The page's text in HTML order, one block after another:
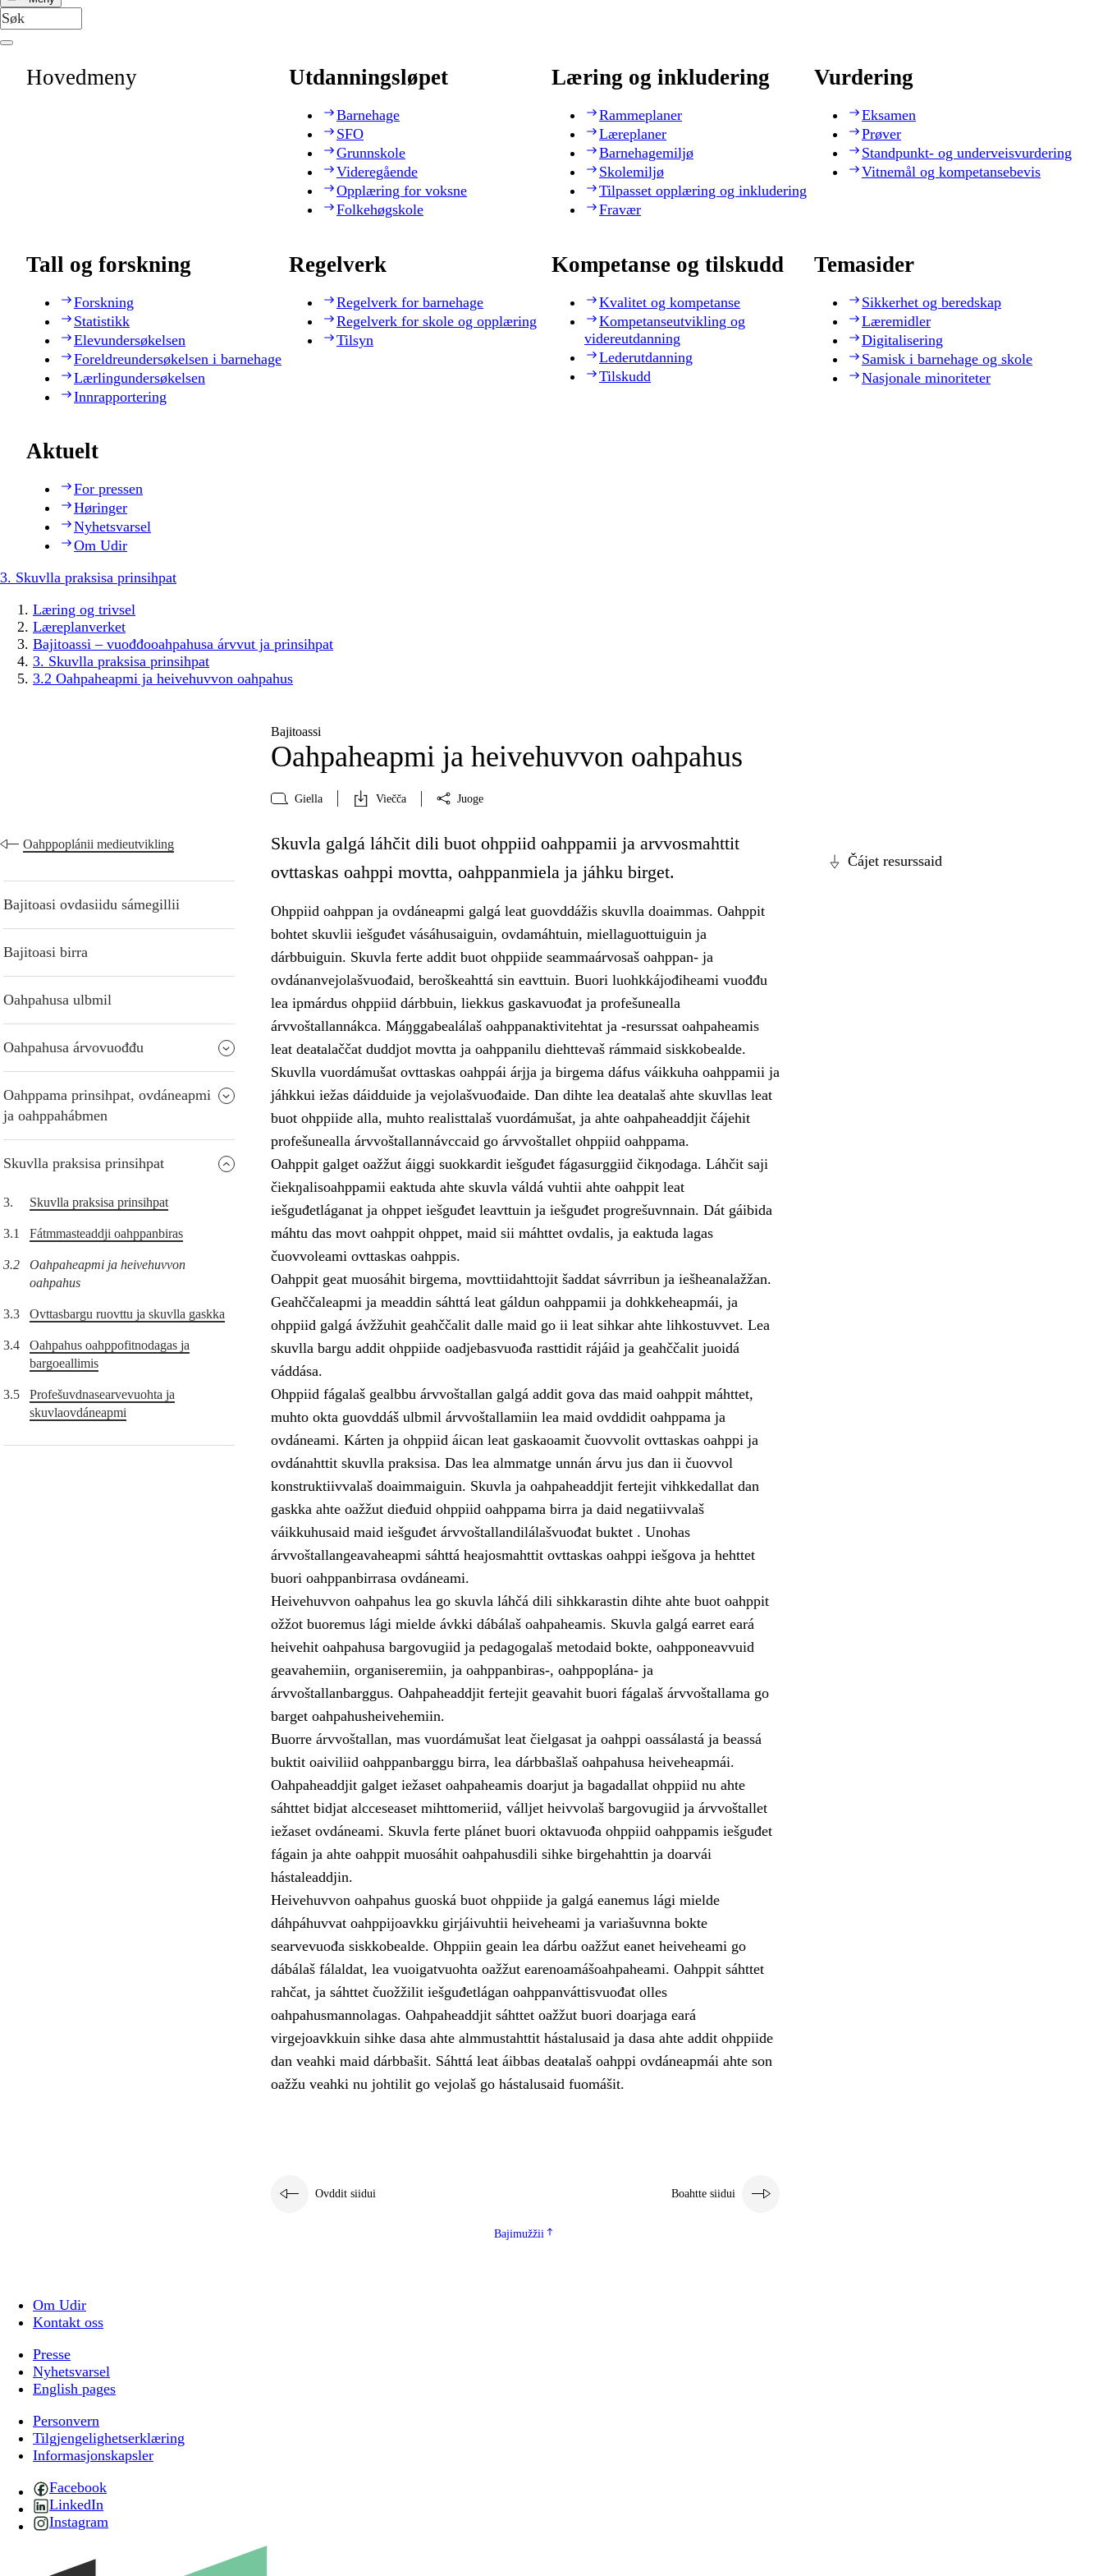
Hovedmeny Utdanningsløpet
Barnehage
SFO
Grunnskole
Videregående
Opplæring for voksne
Folkehøgskole
Læring og inkludering
Rammeplaner
Læreplaner
Barnehagemiljø
Skolemiljø
Tilpasset opplæring og inkludering
Fravær
Vurdering
Eksamen
Prøver
Standpunkt- og underveisvurdering
Vitnemål og kompetansebevis
Tall og forskning
Forskning
Statistikk
Elevundersøkelsen
Foreldreundersøkelsen i barnehage
Lærlingundersøkelsen
Innrapportering
Regelverk
Regelverk for barnehage
Regelverk for skole og opplæring
Tilsyn
Kompetanse og tilskudd
Kvalitet og kompetanse
Kompetanseutvikling og
videreutdanning
Lederutdanning
Tilskudd
Temasider
Sikkerhet og beredskap
Læremidler
Digitalisering
Samisk i barnehage og skole
Nasjonale minoriteter
Aktuelt
For pressen
Høringer
Nyhetsvarsel
Om Udir
3. Skuvlla praksisa prinsihpat
Læring og trivsel
Læreplanverket
Bajitoassi – vuođđooahpahusa árvvut ja prinsihpat
3. Skuvlla praksisa prinsihpat
3.2 Oahpaheapmi ja heivehuvvon oahpahus
Bajitoassi
Oahpaheapmi ja heivehuvvon oahpahus
Giella Viečča Juoge
Oahppoplánii medieutvikling
Bajitoasi ovdasiidu sámegillii
Bajitoasi birra
Oahpahusa ulbmil
Oahpahusa árvovuođđu
Oahppama prinsihpat, ovdáneapmi
ja oahppahábmen
Skuvlla praksisa prinsihpat
3. Skuvlla praksisa prinsihpat
3.1 Fátmmasteaddji oahppanbiras
3.2
Oahpaheapmi ja heivehuvvon
oahpahus
3.3 Ovttasbargu ruovttu ja skuvlla gaskka
3.4
Oahpahus oahppofitnodagas ja
bargoeallimis
3.5
Profešuvdnasearvevuohta ja
skuvlaovdáneapmi
Čájet resurssaid
Skuvla galgá láhčit dili buot ohppiid oahppamii ja arvvosmahttit
ovttaskas oahppi movtta, oahppanmiela ja jáhku birget.
Ohppiid oahppan ja ovdáneapmi galgá leat guovddážis skuvlla doaimmas. Oahppit
bohtet skuvlii iešguđet vásáhusaiguin, ovdamáhtuin, miellaguottuiguin ja
dárbbuiguin. Skuvla ferte addit buot ohppiide seammaárvosaš oahppan- ja
ovdánanvejolašvuođaid, beroškeahttá sin eavttuin. Buori luohkkájođiheami vuođđu
lea ipmárdus ohppiid dárbbuin, liekkus gaskavuođat ja profešunealla
árvvoštallannákca. Máŋggabealálaš oahppanaktivitehtat ja -resurssat oahpaheamis
leat deaŧalaččat duddjot movtta ja oahppanilu diehttevaš rámmaid siskkobealde.
Skuvlla vuordámušat ovttaskas oahppái árjja ja birgema dáfus váikkuha oahppamii ja
jáhkkui iežas dáidduide ja vejolašvuođaide. Dan dihte lea deaŧalaš ahte skuvllas leat
buot ohppiide alla, muhto realisttalaš vuordámušat, ja ahte oahpaheaddjit čájehit
profešunealla árvvoštallannávccaid go árvvoštallet ohppiid oahppama.
Oahppit galget oažžut áiggi suokkardit iešguđet fágasurggiid čikŋodaga. Láhčit saji
čiekŋalisoahppamii eaktuda ahte skuvla váldá vuhtii ahte oahppit leat
iešguđetláganat ja ohppet iešguđet leavttuin ja iešguđet progrešuvnnain. Dát gáibida
máhtu das movt oahppit ohppet, maid sii máhttet ovdalis, ja eaktuda lagas
čuovvoleami ovttaskas oahppis.
Oahppit geat muosáhit birgema, movttiidahttojit šaddat sávrribun ja iešheanalažžan.
Geahččaleapmi ja meaddin sáhttá leat gáldun oahppamii ja dohkkeheapmái, ja
ohppiid galgá ávžžuhit geahččalit dalle maid go ii leat sihkar ahte lihkostuvvet. Lea
skuvlla bargu addit ohppiide oadjebasvuođa rasttidit rájáid ja geahččalit juoidá
váddása.
Ohppiid fágalaš gealbbu árvvoštallan galgá addit gova das maid oahppit máhttet,
muhto okta guovddáš ulbmil árvvoštallamiin lea maid ovddidit oahppama ja
ovdáneami. Kárten ja ohppiid áican leat gaskaoamit čuovvolit ovttaskas oahppi ja
ovdánahttit skuvlla praksisa. Das lea almmatge unnán árvu jus dan ii čuovvol
konstruktiivvalaš doaimmaiguin. Skuvla ja oahpaheaddjit fertejit vihkkedallat dan
gaskka ahte oažžut dieđuid ohppiid oahppama birra ja daid negatiivvalaš
váikkuhusaid maid iešguđet árvvoštallandilálašvuođat buktet . Unohas
árvvoštallangeavaheapmi sáhttá heajosmahttit ovttaskas oahppi iešgova ja hehttet
buori oahppanbirrasa ovdáneami.
Heivehuvvon oahpahus lea go skuvla láhčá dili sihkkarastin dihte ahte buot oahppit
ožžot buoremus lági mielde ávkki dábálaš oahpaheamis. Skuvla galgá earret eará
heivehit oahpahusa bargovugiid ja pedagogalaš metodaid bokte, oahpponeavvuid
geavahemiin, organiseremiin, ja oahppanbiras-, oahppoplána- ja
árvvoštallanbarggus. Oahpaheaddjit fertejit geavahit buori fágalaš árvvoštallama go
barget oahpahusheivehemiin.
Buorre árvvoštallan, mas vuordámušat leat čielgasat ja oahppi oassálastá ja beassá
buktit oaiviliid oahppanbarggu birra, lea dárbbašlaš oahpahusa heiveheapmái.
Oahpaheaddjit galget iežaset oahpaheamis doarjut ja bagadallat ohppiid nu ahte
sáhttet bidjat alcceseaset mihttomeriid, válljet heivvolaš bargovugiid ja árvvoštallet
iežaset ovdáneami. Skuvla ferte plánet buori oktavuođa ohppiid oahppamis iešguđet
fágain ja ahte oahppit muosáhit oahpahusdili sihke birgehahttin ja doarvái
hástaleaddjin.
Heivehuvvon oahpahus guoská buot ohppiide ja galgá eanemus lági mielde
dáhpáhuvvat oahppijoavkku girjáivuhtii heiveheami ja variašuvnna bokte
searvevuođa siskkobealde. Ohppiin geain lea dárbu oažžut eanet heiveheami go
dábálaš fálaldat, lea vuoigatvuohta oažžut earenoamášoahpaheami. Oahppit sáhttet
rahčat, ja sáhttet čuožžilit iešguđetlágan oahppanváttisvuođat olles
oahpahusmannolagas. Oahpaheaddjit sáhttet oažžut buori doarjaga eará
virgejoavkkuin sihke dasa ahte almmustahttit hástalusaid ja dasa ahte addit ohppiide
dan veahki maid dárbbašit. Sáhttá leat áibbas deaŧalaš oahppi ovdáneapmái ahte son
oažžu veahki nu johtilit go vejolaš go hástalusaid fuomášit.
Ovddit siidui Boahtte siidui
Bajimužžii
Om Udir
Kontakt oss
Presse
Nyhetsvarsel
English pages
Personvern
Tilgjengelighetserklæring
Informasjonskapsler
Facebook
LinkedIn
Instagram